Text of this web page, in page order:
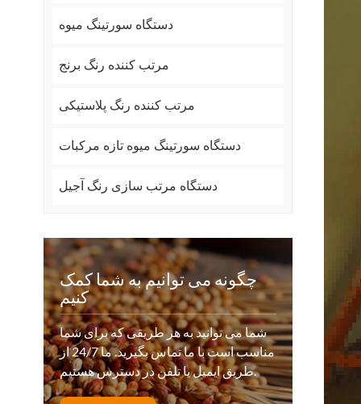
دستگاه سورتینگ میوه
مرتب کننده رنگ برنج
مرتب کننده رنگ پلاستیکی
دستگاه سورتینگ میوه تازه مرکبات
دستگاه مرتب سازی رنگ آجیل
چگونه می توانیم به شما کمک
کنیم
شما می توانید به هر طریقی که برای شما
مناسب است با ما تماس بگیرید. ما 24/7 از
طریق ایمیل یا تلفن در دسترس هستیم.